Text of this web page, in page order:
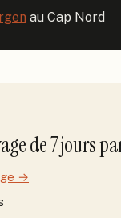
au Cap Nord
de7jours
→